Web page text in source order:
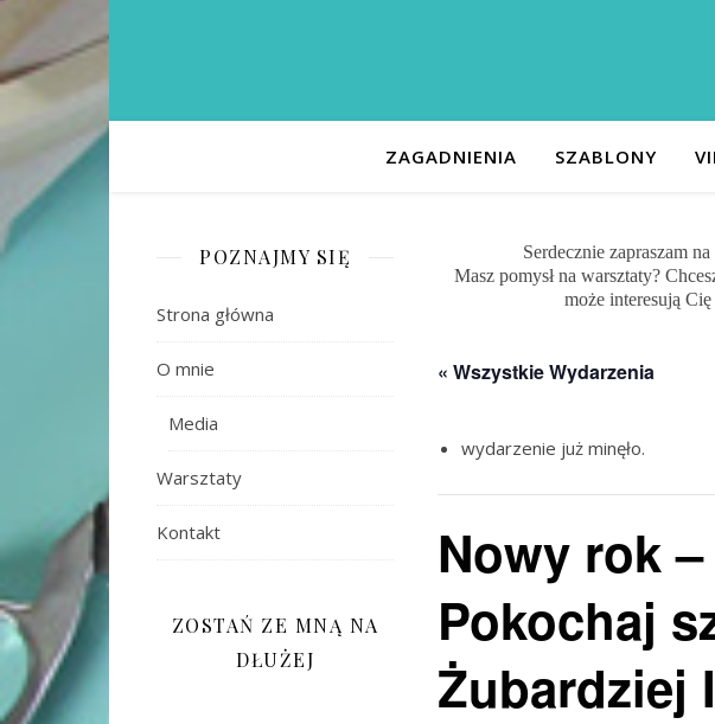
ZAGADNIENIA SZABLONY
POZNAJMY SIĘ
Strona główna
O mnie
Media
Warsztaty
Kontakt
ZOSTAŃ ZE MNĄ NA
DŁUŻEJ
Serdecznie zapraszam
Masz pomysł na warsztaty?
może interesują
« Wszystkie Wydarzenia
wydarzenie już minęło.
Nowy rok
Pokochaj
Żubardziej